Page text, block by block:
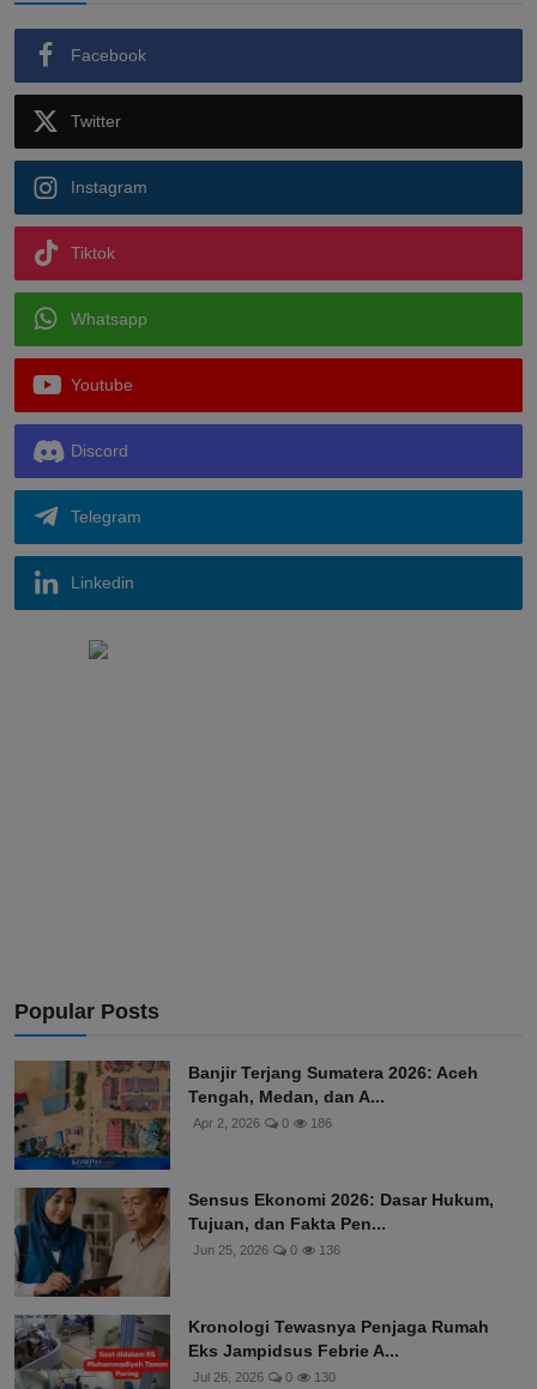
Facebook
Twitter
Instagram
Tiktok
Whatsapp
Youtube
Discord
Telegram
Linkedin
Popular Posts
Banjir Terjang Sumatera 2026: Aceh
Tengah, Medan, dan A...
Apr 2, 2026 0 186
Sensus Ekonomi 2026: Dasar Hukum,
Tujuan, dan Fakta Pen...
Jun 25, 2026 0 136
Kronologi Tewasnya Penjaga Rumah
Eks Jampidsus Febrie A...
Jul 26, 2026 0 130